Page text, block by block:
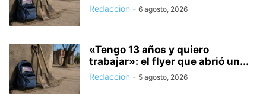
Redaccion - 6 agosto, 2026
«Tengo 13 años y quiero
trabajar»: el flyer que abrió un...
Redaccion - 5 agosto, 2026